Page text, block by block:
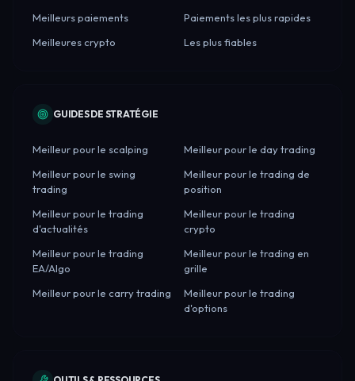
Meilleurs paiements
Paiements les plus rapides
Meilleures crypto
Les plus fiables
GUIDES DE STRATÉGIE
Meilleur pour le scalping
Meilleur pour le day trading
Meilleur pour le swing
trading
Meilleur pour le trading de
position
Meilleur pour le trading
d'actualités
Meilleur pour le trading
crypto
Meilleur pour le trading
EA/Algo
Meilleur pour le trading en
grille
Meilleur pour le carry trading
Meilleur pour le trading
d'options